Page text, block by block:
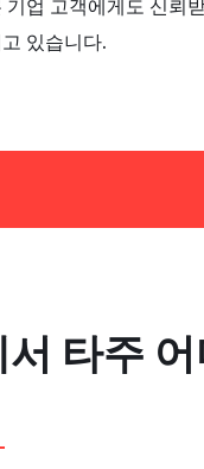
기업 고객에게도 신뢰
있습니다.
타주